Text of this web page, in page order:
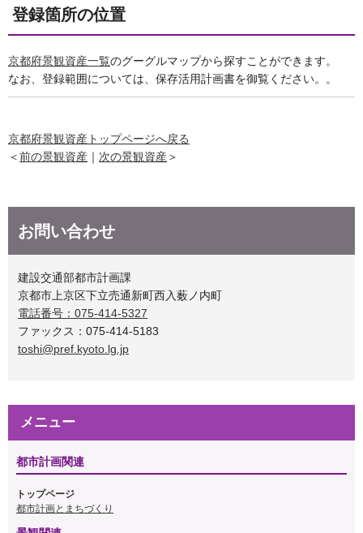
登録箇所の位置
京都府景観資産一覧のグーグルマップから探すことができます。
なお、登録範囲については、保存活用計画書を御覧ください。。
京都府景観資産トップページへ戻る
＜前の景観資産 ｜ 次の景観資産＞
お問い合わせ
建設交通部都市計画課
京都市上京区下立売通新町西入薮ノ内町
電話番号：075-414-5327
ファックス：075-414-5183
toshi@pref.kyoto.lg.jp
メニュー
都市計画関連
トップページ
都市計画とまちづくり